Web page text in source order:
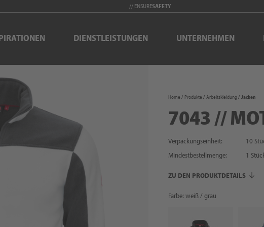
// ENSURESAFETY
DIENSTLEISTUNGEN UNTERNEHMEN
Home Produkte Arbeitskleidung Jacken
7043 //
Verpackungseinheit:
10
Mindestbestellmenge:
1
ZU DEN PRODUKTDETAILS
Farbe: weiß / grau